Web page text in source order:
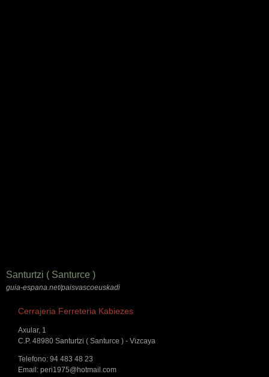
Santurtzi ( Santurce )
guia-espana.net/paisvascoeuskadi
Cerrajeria Ferreteria Kabiezes
Axular, 1
C.P. 48980 Santurtzi ( Santurce ) - Vizcaya
Telefono: 94 483 48 23
Email: peri1975@hotmail.com